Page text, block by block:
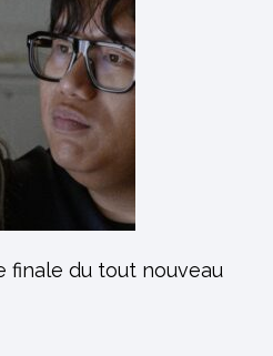
finale du tout nouveau